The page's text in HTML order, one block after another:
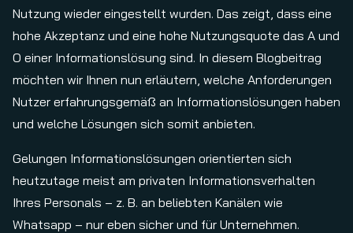
Nutzung wieder eingestellt wurden. Das zeigt, dass eine
hohe Akzeptanz und eine hohe Nutzungsquote das A und
O einer Informationslösung sind. In diesem Blogbeitrag
möchten wir Ihnen nun erläutern, welche Anforderungen
Nutzer erfahrungsgemäß an Informationslösungen haben
und welche Lösungen sich somit anbieten.
Gelungen Informationslösungen orientierten sich
heutzutage meist am privaten Informationsverhalten
Ihres Personals – z. B. an beliebten Kanälen wie
Whatsapp – nur eben sicher und für Unternehmen.